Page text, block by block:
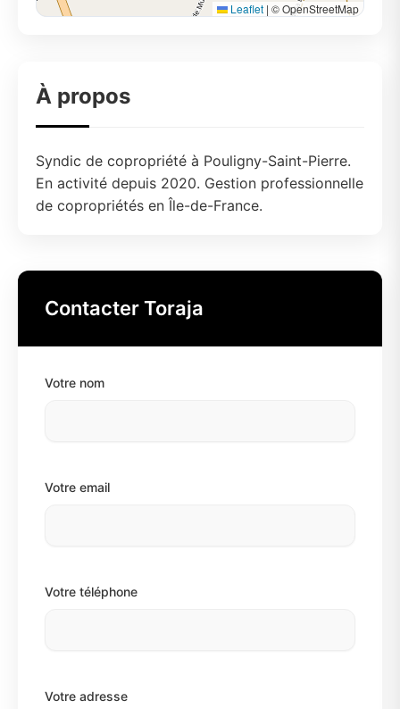
Leaflet | © OpenStreetMap
À propos
Syndic de copropriété à Pouligny-Saint-Pierre.
En activité depuis 2020. Gestion professionnelle
de copropriétés en Île-de-France.
Contacter Toraja
Votre nom
Votre email
Votre téléphone
Votre adresse